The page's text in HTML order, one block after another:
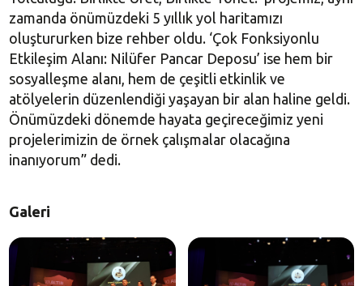
zamanda önümüzdeki 5 yıllık yol haritamızı
oluştururken bize rehber oldu. ‘Çok Fonksiyonlu
Etkileşim Alanı: Nilüfer Pancar Deposu’ ise hem bir
sosyalleşme alanı, hem de çeşitli etkinlik ve
atölyelerin düzenlendiği yaşayan bir alan haline geldi.
Önümüzdeki dönemde hayata geçireceğimiz yeni
projelerimizin de örnek çalışmalar olacağına
inanıyorum” dedi.
Galeri